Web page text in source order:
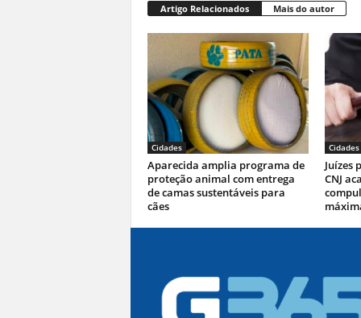
Artigo Relacionados Mais do autor
Cidades
Aparecida amplia programa de
proteção animal com entrega
de camas sustentáveis para
cães
Cidades
Juízes
CNJ